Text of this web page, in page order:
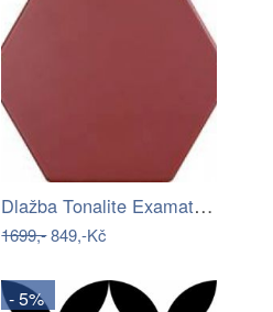
Dlažba Tonalite Examatt mosto 15x17 cm…
1699,-849,-Kč
- 5%